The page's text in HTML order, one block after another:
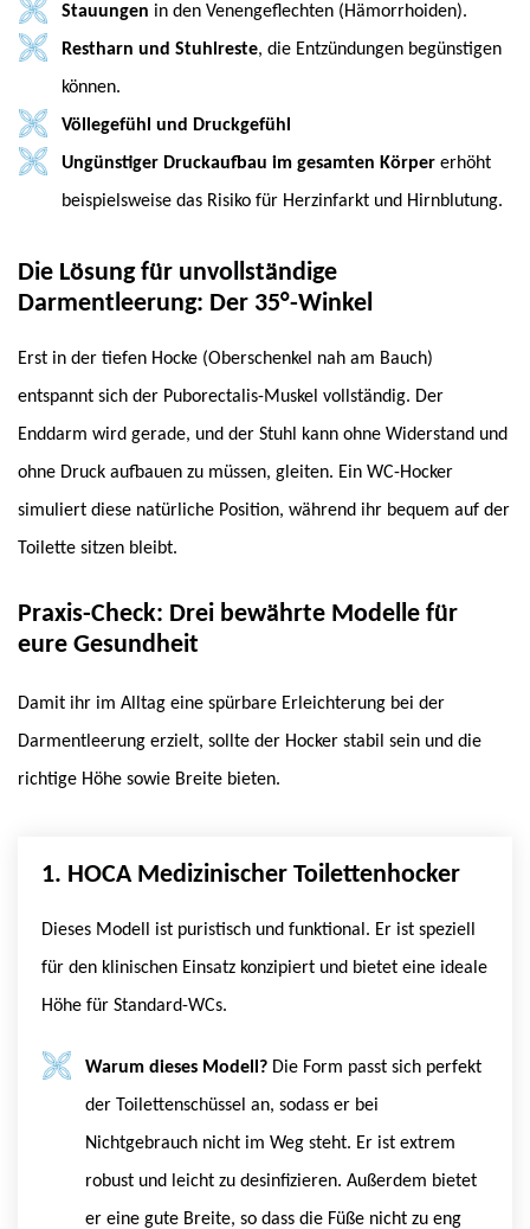
Stauungen in den Venengeflechten (Hämorrhoiden).
Restharn und Stuhlreste, die Entzündungen begünstigen
können.
Völlegefühl und Druckgefühl
Ungünstiger Druckaufbau im gesamten Körper erhöht
beispielsweise das Risiko für Herzinfarkt und Hirnblutung.
Die Lösung für unvollständige
Darmentleerung: Der 35°-Winkel
Erst in der tiefen Hocke (Oberschenkel nah am Bauch)
entspannt sich der Puborectalis-Muskel vollständig. Der
Enddarm wird gerade, und der Stuhl kann ohne Widerstand und
ohne Druck aufbauen zu müssen, gleiten. Ein WC-Hocker
simuliert diese natürliche Position, während ihr bequem auf der
Toilette sitzen bleibt.
Praxis-Check: Drei bewährte Modelle für
eure Gesundheit
Damit ihr im Alltag eine spürbare Erleichterung bei der
Darmentleerung erzielt, sollte der Hocker stabil sein und die
richtige Höhe sowie Breite bieten.
1. HOCA Medizinischer Toilettenhocker
Dieses Modell ist puristisch und funktional. Er ist speziell
für den klinischen Einsatz konzipiert und bietet eine ideale
Höhe für Standard-WCs.
Warum dieses Modell? Die Form passt sich perfekt
der Toilettenschüssel an, sodass er bei
Nichtgebrauch nicht im Weg steht. Er ist extrem
robust und leicht zu desinfizieren. Außerdem bietet
er eine gute Breite, so dass die Füße nicht zu eng